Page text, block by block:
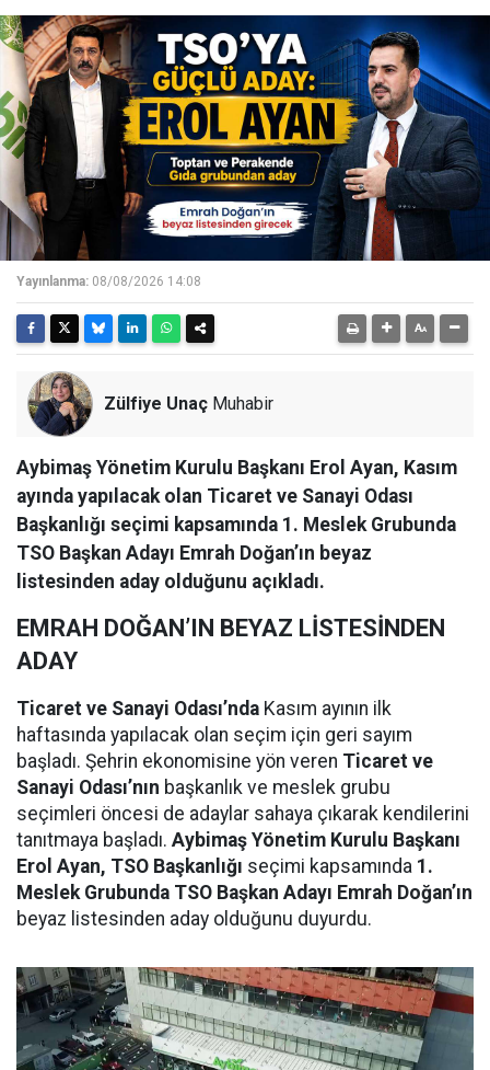
Yayınlanma: 08/08/2026 14:08
Zülfiye Unaç Muhabir
Aybimaş Yönetim Kurulu Başkanı Erol Ayan, Kasım
ayında yapılacak olan Ticaret ve Sanayi Odası
Başkanlığı seçimi kapsamında 1. Meslek Grubunda
TSO Başkan Adayı Emrah Doğan’ın beyaz
listesinden aday olduğunu açıkladı.
EMRAH DOĞAN’IN BEYAZ LİSTESİNDEN
ADAY
Ticaret ve Sanayi Odası’nda Kasım ayının ilk
haftasında yapılacak olan seçim için geri sayım
başladı. Şehrin ekonomisine yön veren Ticaret ve
Sanayi Odası’nın başkanlık ve meslek grubu
seçimleri öncesi de adaylar sahaya çıkarak kendilerini
tanıtmaya başladı. Aybimaş Yönetim Kurulu Başkanı
Erol Ayan, TSO Başkanlığı seçimi kapsamında 1.
Meslek Grubunda TSO Başkan Adayı Emrah Doğan’ın
beyaz listesinden aday olduğunu duyurdu.